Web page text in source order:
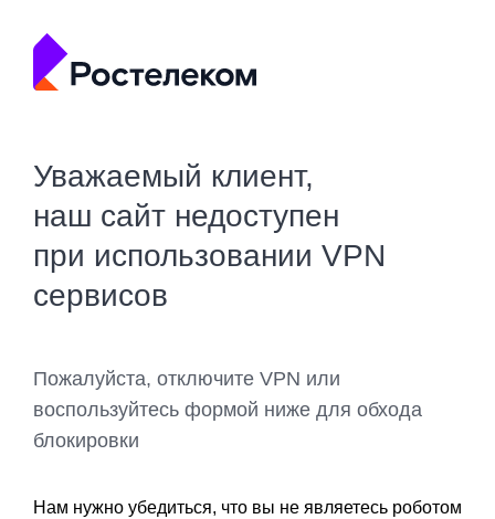
Уважаемый клиент,
наш сайт недоступен
при использовании VPN
сервисов
Пожалуйста, отключите VPN или
воспользуйтесь формой ниже для обхода
блокировки
Нам нужно убедиться, что вы не являетесь роботом